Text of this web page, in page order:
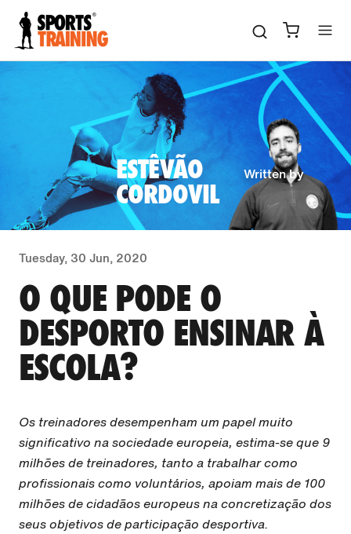
Direkt
zum
Inhalt
Written by
ESTÊVÃO
CORDOVIL
Tuesday, 30 Jun, 2020
O QUE PODE O
DESPORTO ENSINAR À
ESCOLA?
Os treinadores desempenham um papel muito
significativo na sociedade europeia, estima-se que 9
milhões de treinadores, tanto a trabalhar como
profissionais como voluntários, apoiam mais de 100
milhões de cidadãos europeus na concretização dos
seus objetivos de participação desportiva.